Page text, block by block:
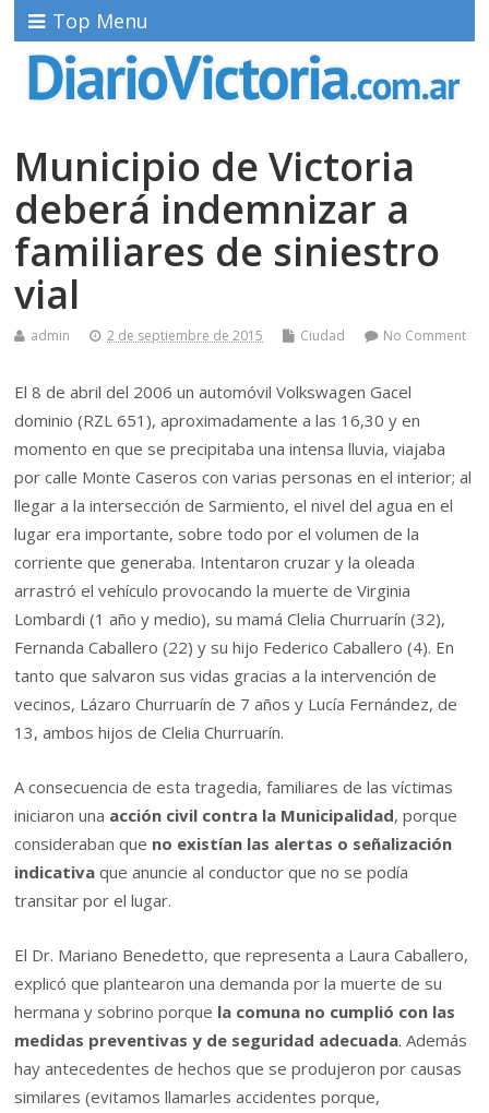
Top Menu
Municipio de Victoria
deberá indemnizar a
familiares de siniestro
vial
admin 2 de septiembre de 2015 Ciudad No Comment
El 8 de abril del 2006 un automóvil Volkswagen Gacel
dominio (RZL 651), aproximadamente a las 16,30 y en
momento en que se precipitaba una intensa lluvia, viajaba
por calle Monte Caseros con varias personas en el interior; al
llegar a la intersección de Sarmiento, el nivel del agua en el
lugar era importante, sobre todo por el volumen de la
corriente que generaba. Intentaron cruzar y la oleada
arrastró el vehículo provocando la muerte de Virginia
Lombardi (1 año y medio), su mamá Clelia Churruarín (32),
Fernanda Caballero (22) y su hijo Federico Caballero (4). En
tanto que salvaron sus vidas gracias a la intervención de
vecinos, Lázaro Churruarín de 7 años y Lucía Fernández, de
13, ambos hijos de Clelia Churruarín.
A consecuencia de esta tragedia, familiares de las víctimas
iniciaron una acción civil contra la Municipalidad, porque
consideraban que no existían las alertas o señalización
indicativa que anuncie al conductor que no se podía
transitar por el lugar.
El Dr. Mariano Benedetto, que representa a Laura Caballero,
explicó que plantearon una demanda por la muerte de su
hermana y sobrino porque la comuna no cumplió con las
medidas preventivas y de seguridad adecuada. Además
hay antecedentes de hechos que se produjeron por causas
similares (evitamos llamarles accidentes porque,